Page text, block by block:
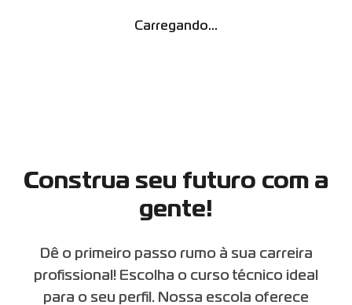
Carregando...
Construa seu futuro com a
gente!
Dê o primeiro passo rumo à sua carreira
profissional! Escolha o curso técnico ideal
para o seu perfil. Nossa escola oferece